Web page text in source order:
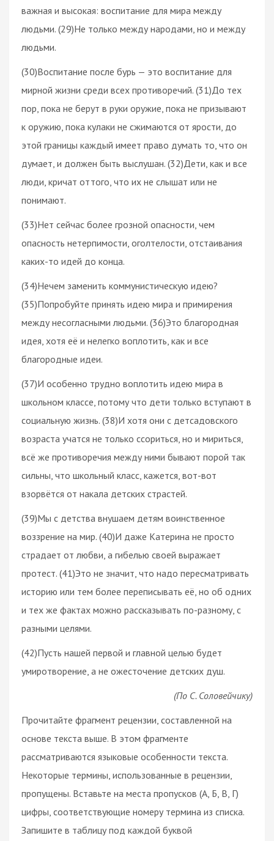
важная и высокая: воспитание для мира между
людьми. (29)Не только между народами, но и между
людьми.
(30)Воспитание после бурь — это воспитание для
мирной жизни среди всех противоречий. (31)До тех
пор, пока не берут в руки оружие, пока не призывают
к оружию, пока кулаки не сжимаются от ярости, до
этой границы каждый имеет право думать то, что он
думает, и должен быть выслушан. (32)Дети, как и все
люди, кричат оттого, что их не слышат или не
понимают.
(33)Нет сейчас более грозной опасности, чем
опасность нетерпимости, оголтелости, отстаивания
каких-то идей до конца.
(34)Нечем заменить коммунистическую идею?
(35)Попробуйте принять идею мира и примирения
между несогласными людьми. (36)Это благородная
идея, хотя её и нелегко воплотить, как и все
благородные идеи.
(37)И особенно трудно воплотить идею мира в
школьном классе, потому что дети только вступают в
социальную жизнь. (38)И хотя они с детсадовского
возраста учатся не только ссориться, но и мириться,
всё же противоречия между ними бывают порой так
сильны, что школьный класс, кажется, вот-вот
взорвётся от накала детских страстей.
(39)Мы с детства внушаем детям воинственное
воззрение на мир. (40)И даже Катерина не просто
страдает от любви, а гибелью своей выражает
протест. (41)Это не значит, что надо пересматривать
историю или тем более переписывать её, но об одних
и тех же фактах можно рассказывать по-разному, с
разными целями.
(42)Пусть нашей первой и главной целью будет
умиротворение, а не ожесточение детских душ.
(По С. Соловейчику)
Прочитайте фрагмент рецензии, составленной на
основе текста выше. В этом фрагменте
рассматриваются языковые особенности текста.
Некоторые термины, использованные в рецензии,
пропущены. Вставьте на места пропусков (А, Б, В, Г)
цифры, соответствующие номеру термина из списка.
Запишите в таблицу под каждой буквой